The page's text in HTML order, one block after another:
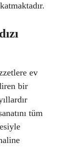
ev
bir
tüm